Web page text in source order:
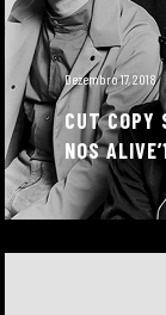
Dezembro 17, 2018
CUT COPY
NOS